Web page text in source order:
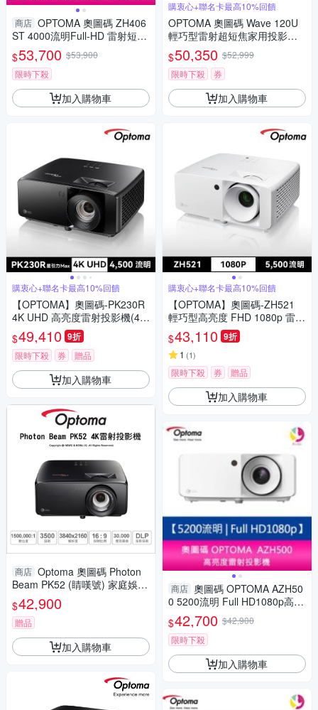
商店 OPTOMA 奧圖碼 ZH406
ST 4000流明Full-HD 雷射短焦
高亮度工程商用投影機 公司貨
保固5年
$53,700 $53,900
限時下殺
加入購物車
購衷心+聯名卡最高10%回饋
【OPTOMA】奧圖碼-PK230R
4K UHD 高亮度雷射投影機(45
00流明)
$49,410 9折
限時下殺 券 贈品
加入購物車
商店 Optoma 奧圖碼 Photon
Beam PK52 (睛嘆號) 家庭娛樂
4K UHD 雷射投影機 (送行動好
禮)
$42,900
贈品
加入購物車
購衷心+聯名卡最高10%回饋
OPTOMA 奧圖碼 Wave 120U
輕巧型雷射超短焦家用投影機
贈8K高畫質HDMI
$50,350 $52,999
限時下殺
券
加入購物車
購衷心+聯名卡最高10%回饋
【OPTOMA】奧圖碼-ZH521
輕巧型高亮度 FHD 1080p 雷射
投影機(5500流明)
$43,110 9折
1 (1)
限時下殺 券 贈品
加入購物車
商店 奧圖碼 OPTOMA AZH50
0 5200流明 Full HD1080p高亮
度雷射投影機 台灣公司貨 保固
三年
$42,700 $42,900
限時下殺
加入購物車